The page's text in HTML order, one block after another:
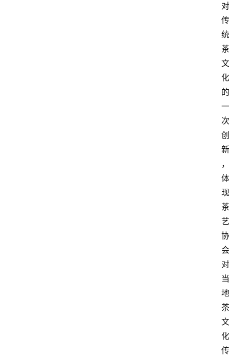
对
传
统
茶
文
化
的
一
次
创
新
，
体
现
茶
艺
协
会
对
当
地
茶
文
化
传